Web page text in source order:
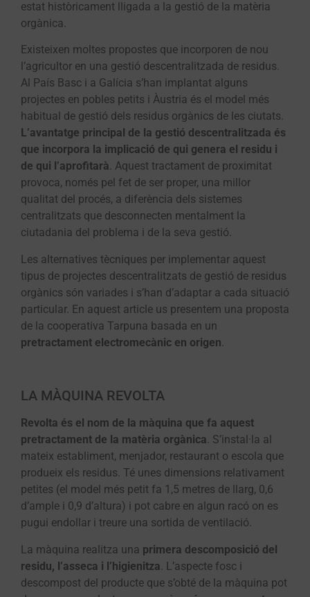
estat històricament lligada a la gestió de la matèria
orgànica.
Existeixen moltes propostes que incorporen de nou
l’agricultor en una gestió descentralitzada de residus.
Al País Basc i a Galícia s’han implantat alguns
projectes en pobles petits i Àustria és el model més
habitual de gestió dels residus orgànics de les ciutats.
L’avantatge principal de la gestió descentralitzada és
que incorpora la implicació de qui genera el residu i
de qui l’aprofitarà. Aquest tractament de proximitat
provoca, només pel fet de ser proper, una millor
qualitat del procés, a diferència dels sistemes
centralitzats que desconnecten mentalment la
ciutadania del problema i de la seva gestió.
Les alternatives tècniques per implementar aquest
tipus de projectes descentralitzats de gestió de residus
orgànics són variades i s’han d’adaptar a cada situació
particular. En aquest article us presentem una proposta
de la cooperativa Tarpuna basada en un
pretractament electromecànic en origen
LA MÀQUINA REVOLTA
Revolta és el nom de la màquina que fa aquest
pretractament de la matèria orgànica. S’instal·la al
mateix establiment, menjador, restaurant o escola que
produeix els residus. Té unes dimensions relativament
petites (el model més petit fa 1,5 metres de llarg, 0,6
d’ample i 0,9 d’altura) i pot cabre en algun racó on es
pugui endollar i treure una sortida de ventilació.
La màquina realitza una primera descomposició del
residu, l’asseca i l’higienitza . L’aspecte fosc i
descompost del producte que s’obté de la màquina pot